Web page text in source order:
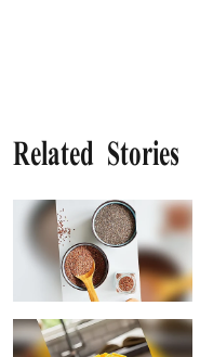
Related Stories